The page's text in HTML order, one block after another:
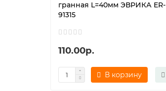
гранная L=40мм ЭВРИКА ER-
91315
110.00р.
В корзину